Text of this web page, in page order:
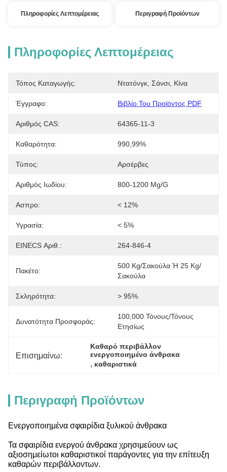
Πληροφορίες Λεπτομέρειας Περιγραφή Προϊόντων
Πληροφορίες Λεπτομέρειας
Τόπος Καταγωγής: Ντατόνγκ, Σάνσι, Κίνα
Έγγραφο: Βιβλίο Του Προϊόντος PDF
Αριθμός CAS: 64365-11-3
Καθαρότητα: 990,99%
Τύπος: Αρσέρβες
Αριθμός Ιωδίου: 800-1200 Mg/g
Ασπρο: < 12%
Υγρασία: < 5%
EINECS Αριθ.: 264-846-4
Πακέτο:
500 Kg/σακούλα Ή 25 Kg/
Σακούλα
Σκληρότητα: > 95%
Δυνατότητα Προσφοράς:
100,000 Τόνους/τόνους
Ετησίως
Επισημαίνω:
Καθαρό περιβάλλον
ενεργοποιημένο άνθρακα
, καθαριστικά
Περιγραφή Προϊόντων
Ενεργοποιημένα σφαιρίδια ξυλικού άνθρακα
Τα σφαιρίδια ενεργού άνθρακα χρησιμεύουν ως
αξιοσημείωτοι καθαριστικοί παράγοντες για την επίτευξη
καθαρών περιβάλλοντων.